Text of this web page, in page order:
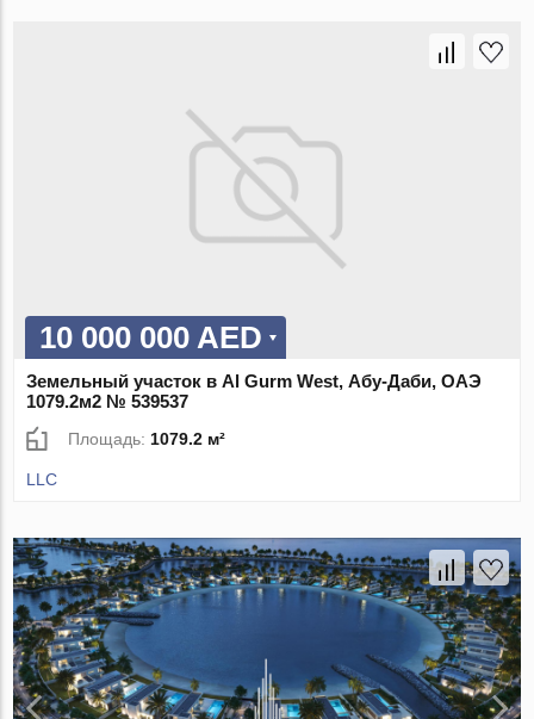
10 000 000 AED
Земельный участок в Al Gurm West, Абу-Даби, ОАЭ
1079.2м2 № 539537
Площадь:1079.2 м²
LLC